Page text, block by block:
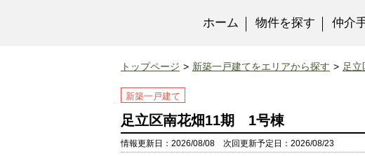
ホーム 物件を探す 仲介
トップページ 新築一戸建てをエリアから探す 足立
新築一戸建て
足立区南花畑11期 1号棟
情報更新日：2026/08/08 次回更新予定日：2026/08/23